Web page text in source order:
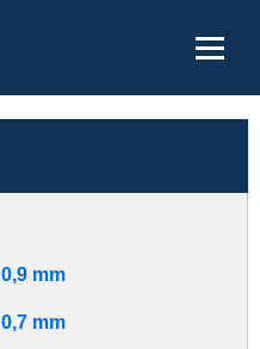
0,9 mm
0,7 mm